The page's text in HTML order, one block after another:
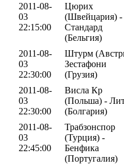
2011-08-
03
22:15:00
Цюрих
(Швейцария) -
Стандард
(Бельгия)
2011-08-
03
22:30:00
Штурм
Зестафони
(Грузия)
2011-08-
03
22:30:00
Висла Кр
(Польша) -
(Болгария)
2011-08-
03
22:45:00
Трабзонспор
(Турция) -
Бенфика
(Португалия)